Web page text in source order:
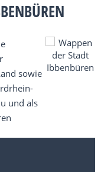
sowie
und als